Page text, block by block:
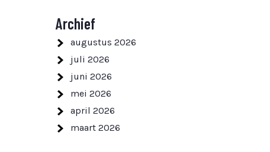
Archief
augustus 2026
juli 2026
juni 2026
mei 2026
april 2026
maart 2026